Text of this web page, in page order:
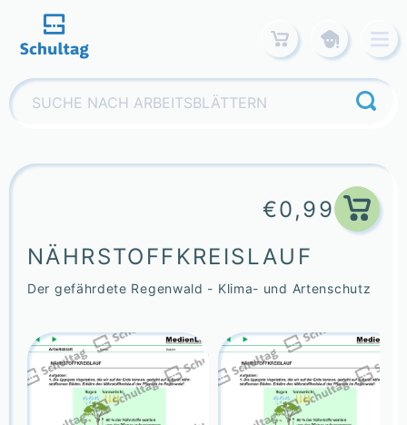
content
Suchen
nach:
€0,99
NÄHRSTOFFKREISLAUF
Der gefährdete Regenwald - Klima- und Artenschutz